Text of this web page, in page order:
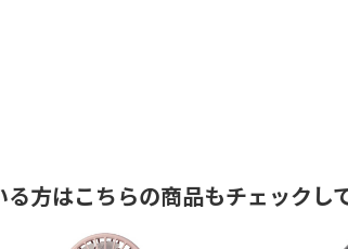
方はこちらの商品もチェックし